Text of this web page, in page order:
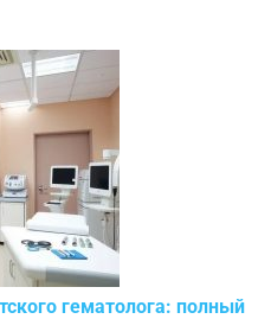
гематолога: полный